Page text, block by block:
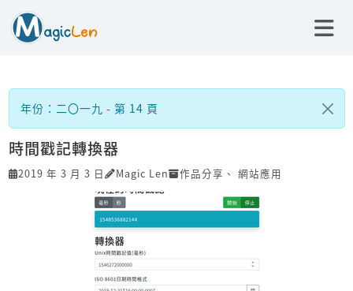
年份：二〇一九 - 第 14 頁
時間戳記轉換器
2019 年 3 月 3 日 Magic Len 作品分享 、 網站應用